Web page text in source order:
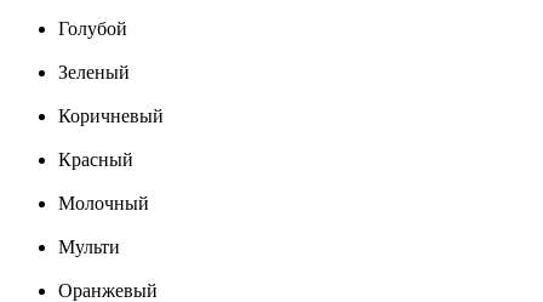
Голубой
Зеленый
Коричневый
Красный
Молочный
Мульти
Оранжевый